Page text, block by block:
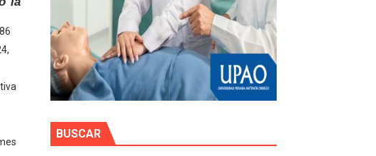
posibles impactos ambientales de la minería
BUSCAR